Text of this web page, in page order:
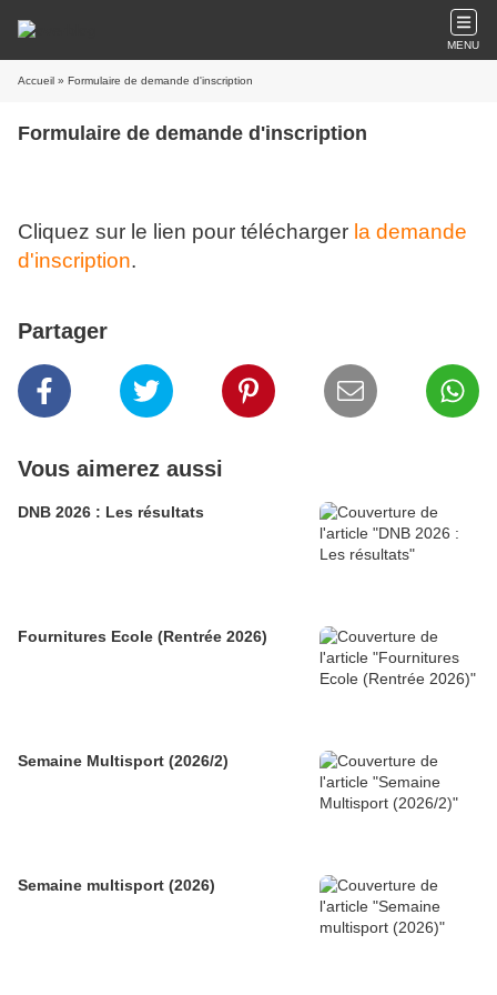
MENU
Accueil » Formulaire de demande d'inscription
Formulaire de demande d'inscription
Cliquez sur le lien pour télécharger la demande
d'inscription.
Partager
Vous aimerez aussi
DNB 2026 : Les résultats
Fournitures Ecole (Rentrée 2026)
Semaine Multisport (2026/2)
Semaine multisport (2026)